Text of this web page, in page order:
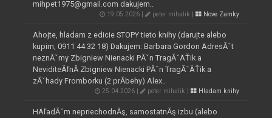
mihpet1975@gmail.com dakujem..
19.05.2026 | peter mihalik | Nove Zamky
Ahojte, hladam z edicie STOPY tieto knihy (darujte alebo
kupim, 0911 44 32 18) Dakujem: Barbara Gordon AdresĂˇt
neznĂˇmy Zbigniew Nienacki PĂˇn TragĂˇÄŤik a
NeviditeÄľnĂ­ Zbigniew Nienacki PĂˇn TragĂˇÄŤik a
zĂˇhady Fromborku (2 prĂ­behy) Alex..
25.04.2026 | peter mihalik | Hladam knihy
HÄľadĂˇm nepriechodnĂş, samostatnĂş izbu (alebo